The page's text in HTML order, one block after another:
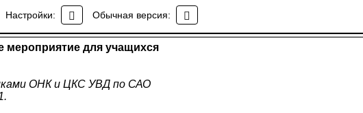
Настройки: Обычная версия:
мероприятие для учащихся
мероприятие для учащихся
ОНК и ЦКС УВД по САО